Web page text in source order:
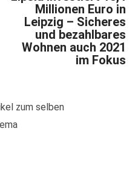
Millionen Euro in
Leipzig – Sicheres
und bezahlbares
Wohnen auch 2021
im Fokus
zum selben